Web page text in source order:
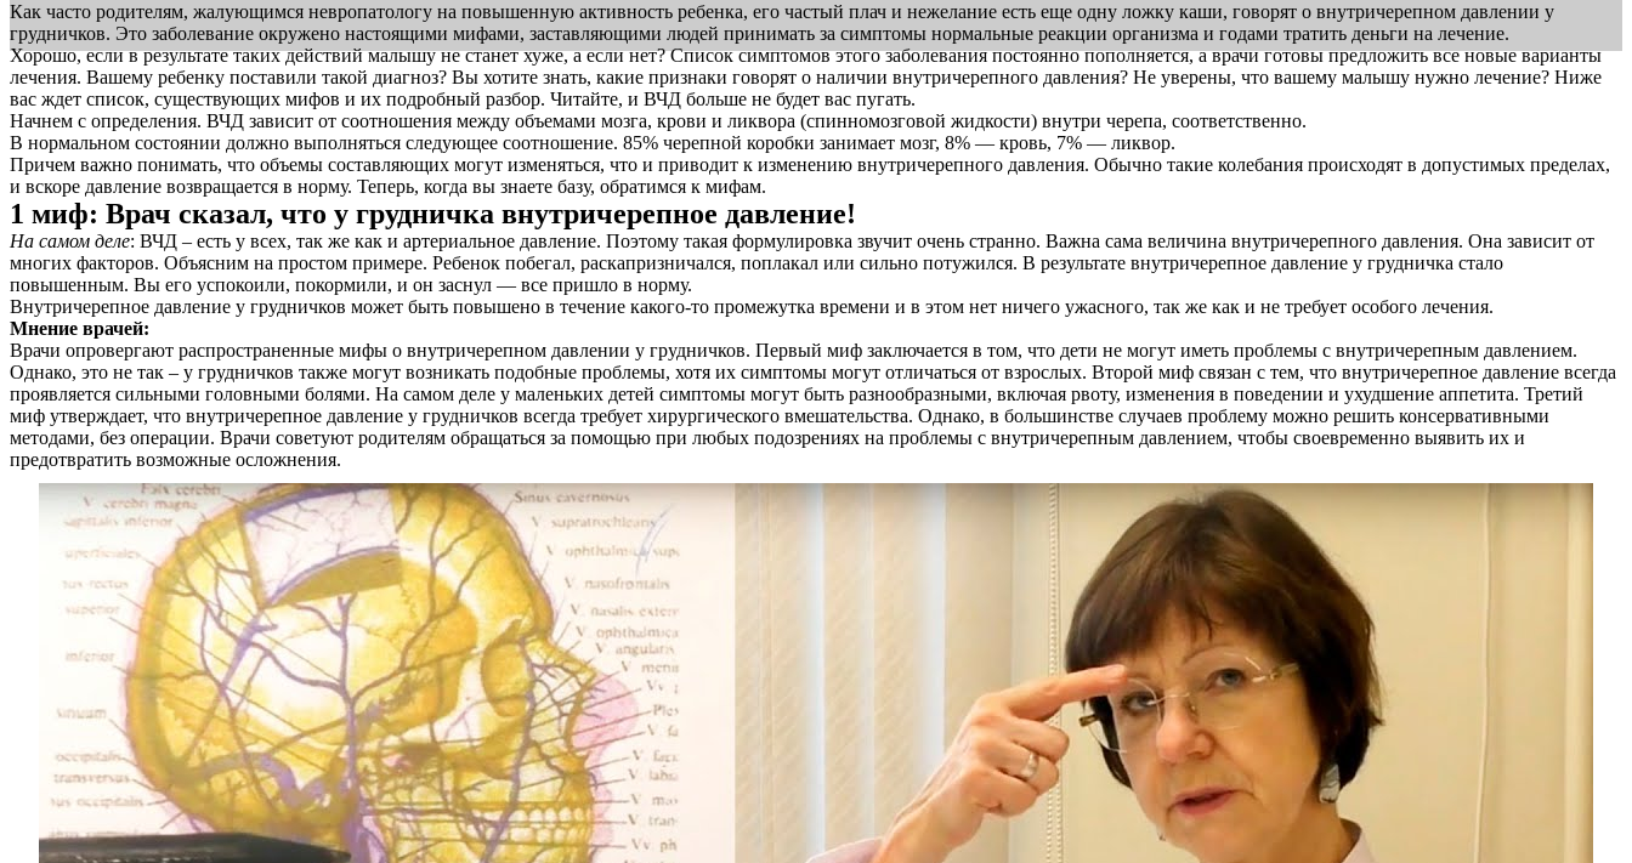
Как часто родителям, жалующимся невропатологу на повышенную активность ребенка, его частый плач и нежелание есть еще одну ложку каши, говорят о внутричерепном давлении у
грудничков. Это заболевание окружено настоящими мифами, заставляющими людей принимать за симптомы нормальные реакции организма и годами тратить деньги на лечение.
Хорошо, если в результате таких действий малышу не станет хуже, а если нет? Список симптомов этого заболевания постоянно пополняется, а врачи готовы предложить все новые варианты
лечения. Вашему ребенку поставили такой диагноз? Вы хотите знать, какие признаки говорят о наличии внутричерепного давления? Не уверены, что вашему малышу нужно лечение? Ниже
вас ждет список, существующих мифов и их подробный разбор. Читайте, и ВЧД больше не будет вас пугать.
Начнем с определения. ВЧД зависит от соотношения между объемами мозга, крови и ликвора (спинномозговой жидкости) внутри черепа, соответственно.
В нормальном состоянии должно выполняться следующее соотношение. 85% черепной коробки занимает мозг, 8% — кровь, 7% — ликвор.
Причем важно понимать, что объемы составляющих могут изменяться, что и приводит к изменению внутричерепного давления. Обычно такие колебания происходят в допустимых пределах,
и вскоре давление возвращается в норму. Теперь, когда вы знаете базу, обратимся к мифам.
1 миф: Врач сказал, что у грудничка внутричерепное давление!
На самом деле: ВЧД – есть у всех, так же как и артериальное давление. Поэтому такая формулировка звучит очень странно. Важна сама величина внутричерепного давления. Она зависит от
многих факторов. Объясним на простом примере. Ребенок побегал, раскапризничался, поплакал или сильно потужился. В результате внутричерепное давление у грудничка стало
повышенным. Вы его успокоили, покормили, и он заснул — все пришло в норму.
Внутричерепное давление у грудничков может быть повышено в течение какого-то промежутка времени и в этом нет ничего ужасного, так же как и не требует особого лечения.
Мнение врачей:
Врачи опровергают распространенные мифы о внутричерепном давлении у грудничков. Первый миф заключается в том, что дети не могут иметь проблемы с внутричерепным давлением.
Однако, это не так – у грудничков также могут возникать подобные проблемы, хотя их симптомы могут отличаться от взрослых. Второй миф связан с тем, что внутричерепное давление всегда
проявляется сильными головными болями. На самом деле у маленьких детей симптомы могут быть разнообразными, включая рвоту, изменения в поведении и ухудшение аппетита. Третий
миф утверждает, что внутричерепное давление у грудничков всегда требует хирургического вмешательства. Однако, в большинстве случаев проблему можно решить консервативными
методами, без операции. Врачи советуют родителям обращаться за помощью при любых подозрениях на проблемы с внутричерепным давлением, чтобы своевременно выявить их и
предотвратить возможные осложнения.